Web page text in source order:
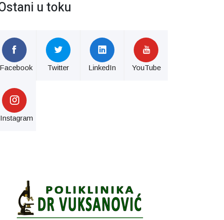
u toku
Facebook Twitter LinkedIn YouTube
Instagram